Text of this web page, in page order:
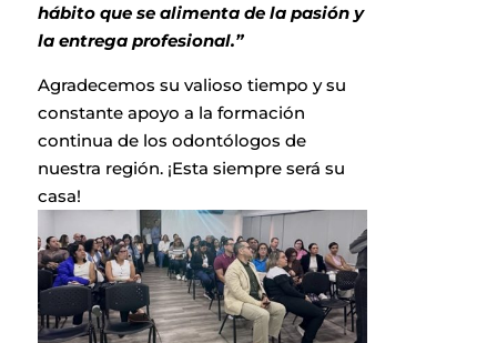
hábito que se alimenta de la pasión y
la entrega profesional.”
Agradecemos su valioso tiempo y su
constante apoyo a la formación
continua de los odontólogos de
nuestra región. ¡Esta siempre será su
casa!